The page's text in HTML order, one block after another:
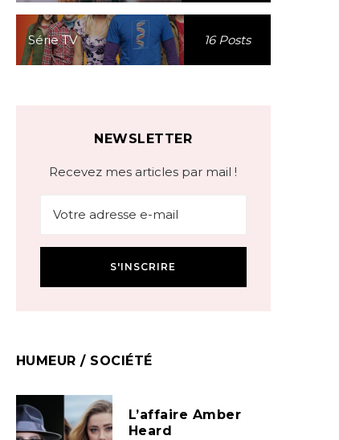
Série TV 16 Posts
NEWSLETTER
Recevez mes articles par mail !
HUMEUR / SOCIÉTÉ
L’affaire Amber
Heard